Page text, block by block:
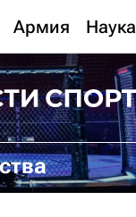
Армия Наука